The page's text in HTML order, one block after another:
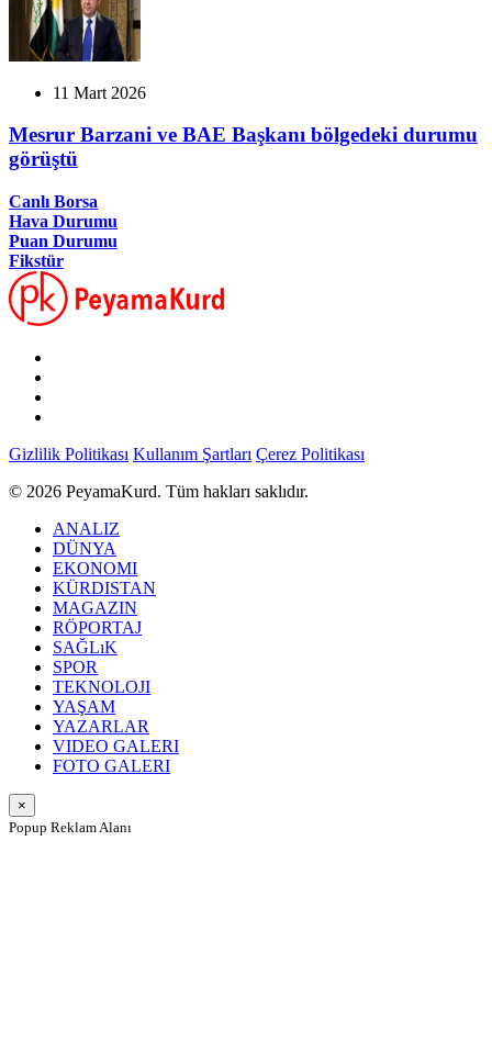
11 Mart 2026
Mesrur Barzani ve BAE Başkanı bölgedeki durumu
görüştü
Canlı Borsa
Hava Durumu
Puan Durumu
Fikstür
Gizlilik Politikası Kullanım Şartları Çerez Politikası
© 2026 PeyamaKurd. Tüm hakları saklıdır.
ANALIZ
DÜNYA
EKONOMI
KÜRDISTAN
MAGAZIN
RÖPORTAJ
SAĞLıK
SPOR
TEKNOLOJI
YAŞAM
YAZARLAR
VIDEO GALERI
FOTO GALERI
×
Popup Reklam Alanı